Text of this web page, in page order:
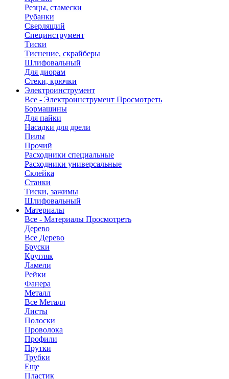
Резцы, стамески
Рубанки
Сверлящий
Специнструмент
Тиски
Тиснение, скрайберы
Шлифовальный
Для диорам
Стеки, крючки
Электроинструмент
Все - Электроинструмент Просмотреть
Бормашины
Для пайки
Насадки для дрели
Пилы
Прочий
Расходники специальные
Расходники универсальные
Склейка
Станки
Тиски, зажимы
Шлифовальный
Материалы
Все - Материалы Просмотреть
Дерево
Все Дерево
Бруски
Кругляк
Ламели
Рейки
Фанера
Металл
Все Металл
Листы
Полоски
Проволока
Профили
Прутки
Трубки
Еще
Пластик